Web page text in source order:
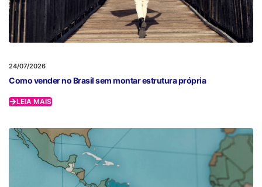
24/07/2026
Como vender no Brasil sem montar estrutura própria
LEIA MAIS